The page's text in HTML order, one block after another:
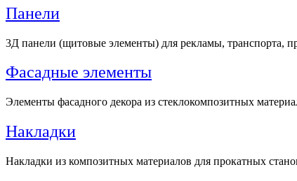
Панели
3Д панели (щитовые элементы) для рекламы, транспорта,
Фасадные элементы
Элементы фасадного декора из стеклокомпозитных
Накладки
Накладки из композитных материалов для прокатных